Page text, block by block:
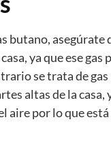
butano, asegúrate
ya que ese gas
se trata de
altas de la casa,
aire por lo que